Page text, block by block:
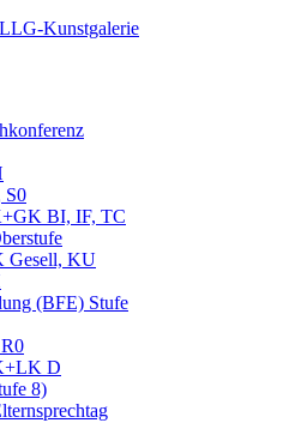
S0
BI, IF, TC
Gesell, KU
(BFE) Stufe
D
8)